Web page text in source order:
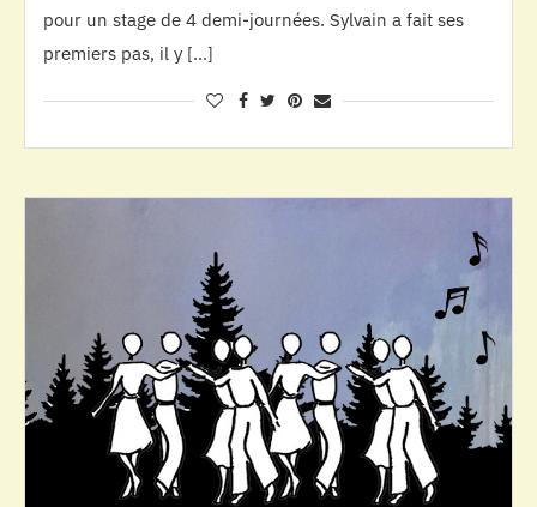
pour un stage de 4 demi-journées. Sylvain a fait ses
premiers pas, il y […]